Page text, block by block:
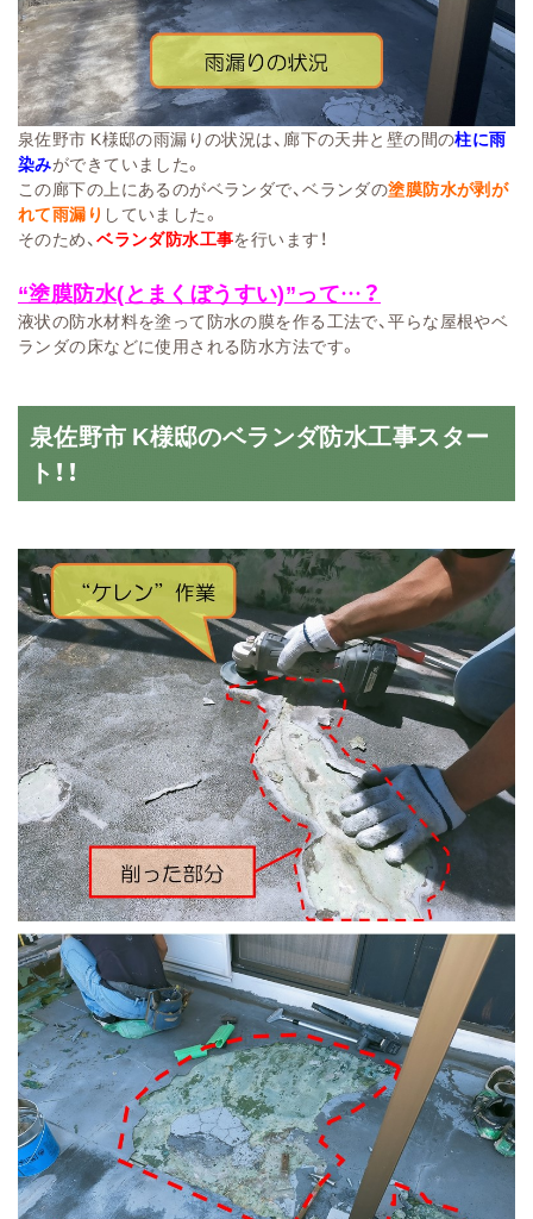
泉佐野市 K様邸の雨漏りの状況は、廊下の天井と壁の間の柱に雨
染みができていました。
この廊下の上にあるのがベランダで、ベランダの塗膜防水が剥が
れて雨漏り していました。
そのため、ベランダ防水工事を行います！
“塗膜防水(とまくぼうすい)”って…？
液状の防水材料を塗って防水の膜を作る工法で、平らな屋根やベ
ランダの床などに使用される防水方法です。
泉佐野市 K様邸のベランダ防水工事スター
ト！！